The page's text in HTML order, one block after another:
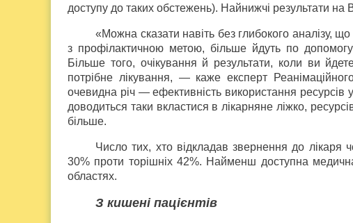
доступу до таких обстежень). Найнижчі результати
«Можна сказати навіть без глибокого аналізу,
з профілактичною метою, більше йдуть по
Більше того, очікування й результати, коли ви
потрібне лікування, — каже експерт
очевидна річ — ефективність використання
доводиться таки вкластися в лікарняне ліжко,
більше.
Число тих, хто відкладав звернення до
30% проти торішніх 42%. Найменш доступна
областях.
З кишені пацієнтів